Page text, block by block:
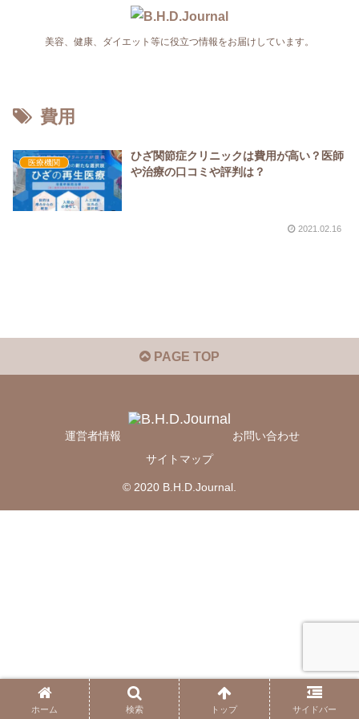
美容、健康、ダイエット等に役立つ情報をお届けしています。
費用
医療機関
ひざ関節症クリニックは費用が高い？医師
や治療の口コミや評判は？
2021.02.16
PAGE TOP
運営者情報
お問い合わせ
サイトマップ
© 2020 B.H.D.Journal.
ホーム 検索 トップ サイドバー